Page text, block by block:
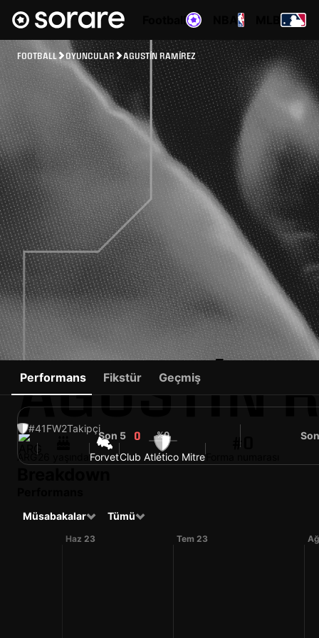
FOOTBALL OYUNCULAR AGUSTÍN RAMÍREZ
AGUSTÍN
#41FW2Takipçi
ARG ForvetClub Atlético Mitre
#0
Performans Fikstür Geçmiş
Son 5 0 %0
Müsabakalar Tümü
Haz 23 Tem 23